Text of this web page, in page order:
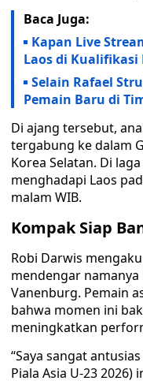
Baca Juga:
Kapan Live
Laos di Kualifikasi
Selain Rafael
Pemain Baru di
Di ajang tersebut,
tergabung ke dalam
Korea Selatan. Di
menghadapi Laos
malam WIB.
Kompak Siap
Robi Darwis
mendengar
Vanenburg. Pemain
bahwa momen ini
meningkatkan
“Saya sangat
Piala Asia U-23 2026)